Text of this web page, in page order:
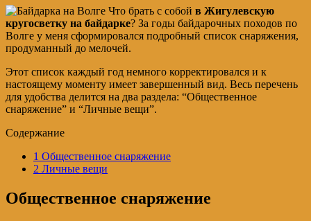
Что брать с собой в Жигулевскую
кругосветку на байдарке? За годы байдарочных походов по
Волге у меня сформировался подробный список снаряжения,
продуманный до мелочей.
Этот список каждый год немного корректировался и к
настоящему моменту имеет завершенный вид. Весь перечень
для удобства делится на два раздела: “Общественное
снаряжение” и “Личные вещи”.
Содержание
1 Общественное снаряжение
2 Личные вещи
Общественное снаряжение